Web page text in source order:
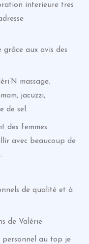
interieure tres
grâce aux avis des
massage.
jacuzzi,
de sel.
des femmes
avec beaucoup de
de qualité et à
de Valérie
personnel au top je